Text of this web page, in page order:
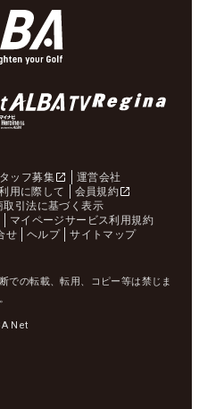
ッフ募集
運営会社
用に際して
会員規約
取引法に基づく表示
マイページサービス利用規約
せ ヘルプ サイトマップ
での転載、転用、コピー等は禁じま
Net